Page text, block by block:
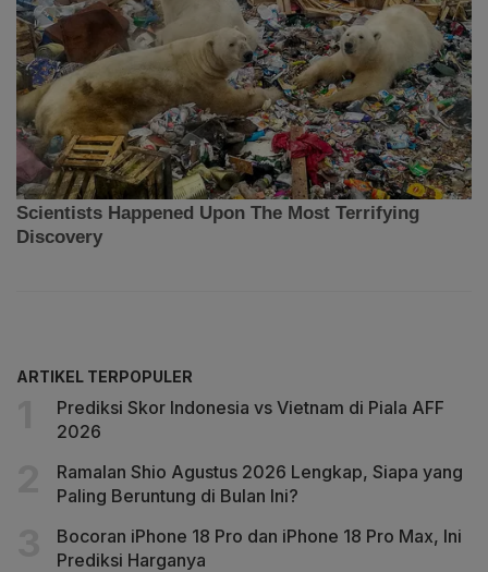
ARTIKEL TERPOPULER
Prediksi Skor Indonesia vs Vietnam di Piala AFF
2026
Ramalan Shio Agustus 2026 Lengkap, Siapa yang
Paling Beruntung di Bulan Ini?
Bocoran iPhone 18 Pro dan iPhone 18 Pro Max, Ini
Prediksi Harganya